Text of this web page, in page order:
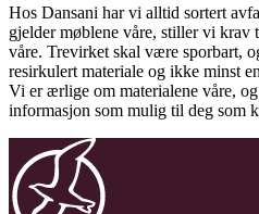
Hos Dansani har vi alltid sortert
gjelder møblene våre, stiller vi krav
våre. Trevirket skal være sporbart,
resirkulert materiale og ikke minst
Vi er ærlige om materialene våre,
informasjon som mulig til deg som